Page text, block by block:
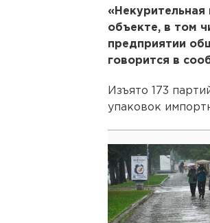
объекте, в том
предприятии
говорится в
Изъято 173
упаковок